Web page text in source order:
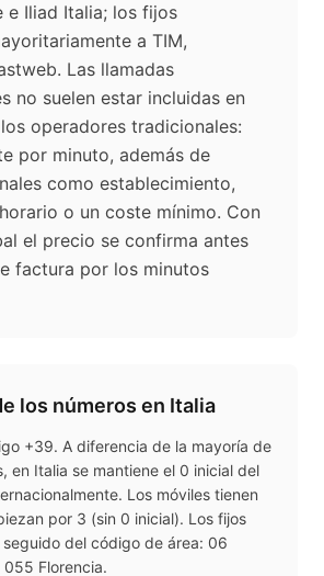
e Iliad Italia; los fijos
a TIM,
Las llamadas
no suelen estar incluidas en
operadores tradicionales:
por minuto, además de
como establecimiento,
o un coste mínimo. Con
el precio se confirma antes
factura por los minutos
los números en Italia
+39. A diferencia de la mayoría de
en Italia se mantiene el 0 inicial del
Los móviles tienen
por 3 (sin 0 inicial). Los fijos
del código de área: 06
055 Florencia.